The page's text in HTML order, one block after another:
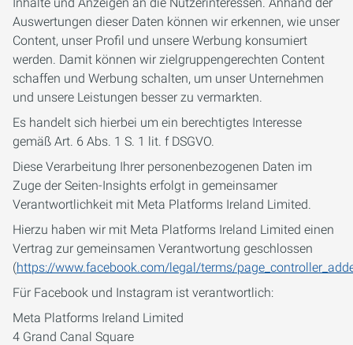
Auswertungen dieser Daten können wir erkennen, wie unser
Content, unser Profil und unsere Werbung konsumiert
werden. Damit können wir zielgruppengerechten Content
schaffen und Werbung schalten, um unser Unternehmen
und unsere Leistungen besser zu vermarkten.
Es handelt sich hierbei um ein berechtigtes Interesse
gemäß Art. 6 Abs. 1 S. 1 lit. f DSGVO.
Diese Verarbeitung Ihrer personenbezogenen Daten im
Zuge der Seiten-Insights erfolgt in gemeinsamer
Verantwortlichkeit mit Meta Platforms Ireland Limited.
Hierzu haben wir mit Meta Platforms Ireland Limited einen
Vertrag zur gemeinsamen Verantwortung geschlossen
(https://www.facebook.com/legal/terms/
Für Facebook und Instagram ist verantwortlich:
Meta Platforms Ireland Limited
4 Grand Canal Square